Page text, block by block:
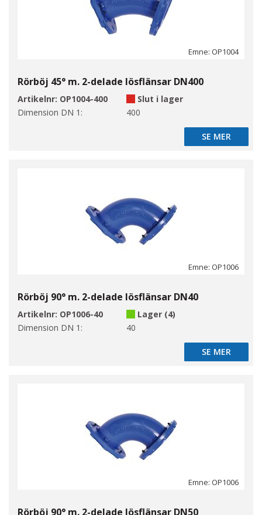
Emne: OP1004
Rörböj 45° m. 2-delade lösflänsar DN400
Artikelnr: OP1004-400
Slut i lager
Dimension DN 1:
400
SE MER
SE MER
Emne: OP1006
Rörböj 90° m. 2-delade lösflänsar DN40
Artikelnr: OP1006-40
Lager (4)
Dimension DN 1:
40
SE MER
SE MER
Emne: OP1006
Rörböj 90° m. 2-delade lösflänsar DN50